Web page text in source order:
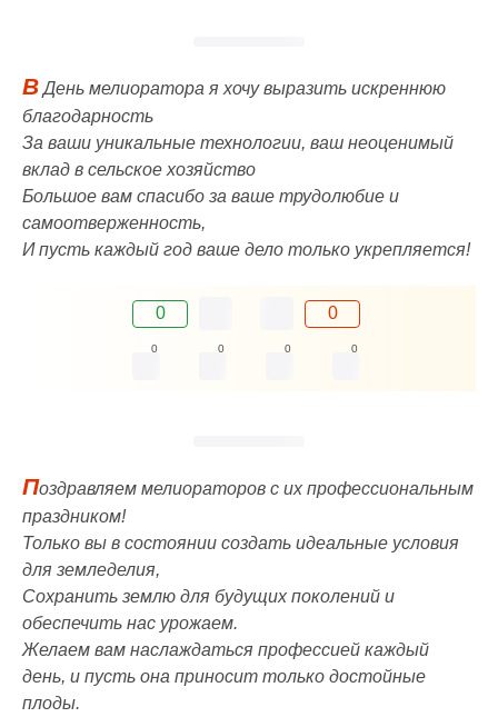
ВДень мелиоратора я хочу выразить искреннюю
благодарность
За ваши уникальные технологии, ваш неоценимый
вклад в сельское хозяйство
Большое вам спасибо за ваше трудолюбие и
самоотверженность,
И пусть каждый год ваше дело только укрепляется!
0 0
0 0 0 0
Поздравляем мелиораторов с их профессиональным
праздником!
Только вы в состоянии создать идеальные условия
для земледелия,
Сохранить землю для будущих поколений и
обеспечить нас урожаем.
Желаем вам наслаждаться профессией каждый
день, и пусть она приносит только достойные
плоды.